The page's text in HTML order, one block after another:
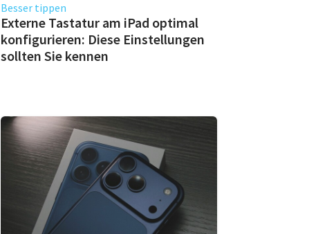
Besser tippen
Externe Tastatur am iPad optimal
konfigurieren: Diese Einstellungen
sollten Sie kennen